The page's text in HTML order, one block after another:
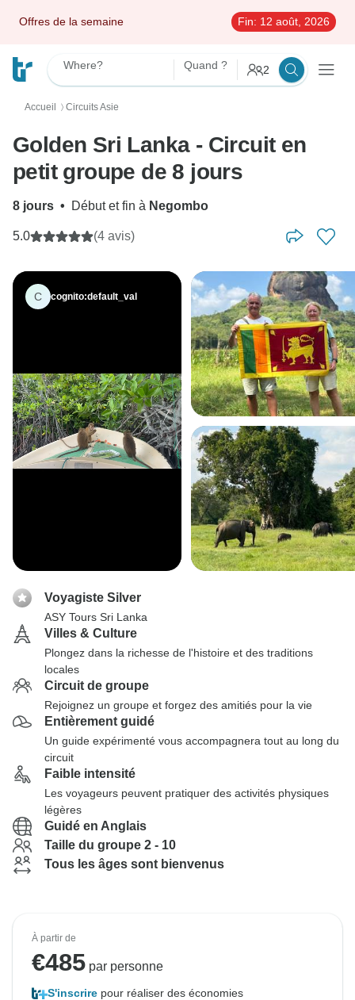
Offres de la semaine Fin: 12 août, 2026
Where? Quand ? 2
Accueil 〉 Circuits Asie
Golden Sri Lanka - Circuit en
petit groupe de 8 jours
8 jours • Début et fin à Negombo
5.0 (4 avis)
C cognito:default_val
Voyagiste Silver
ASY Tours Sri Lanka
Villes & Culture
Plongez dans la richesse de l'histoire et des traditions
locales
Circuit de groupe
Rejoignez un groupe et forgez des amitiés pour la vie
Entièrement guidé
Un guide expérimenté vous accompagnera tout au long du
circuit
Faible intensité
Les voyageurs peuvent pratiquer des activités physiques
légères
Guidé en Anglais
Taille du groupe 2 - 10
Tous les âges sont bienvenus
À partir de
€485 par personne
S'inscrire pour réaliser des économies